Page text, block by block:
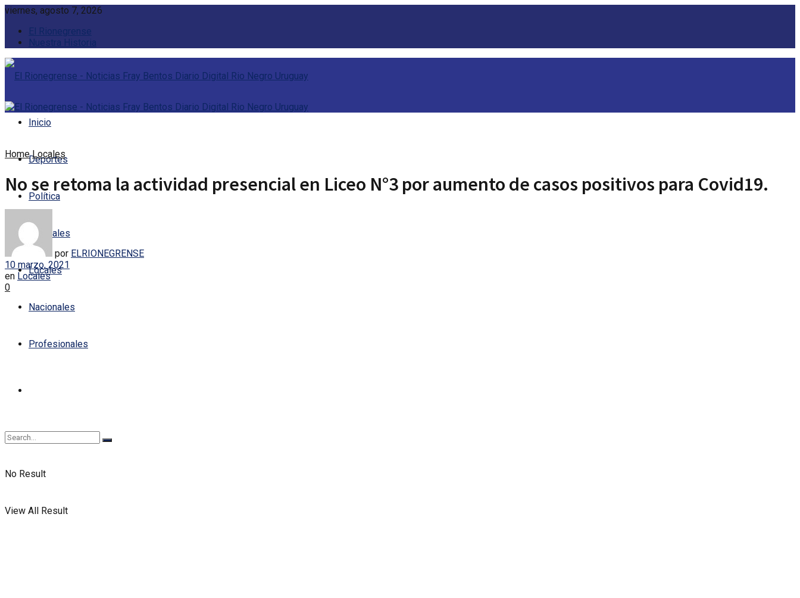
viernes, agosto 7, 2026
El Rionegrense
Nuestra Historia
Inicio
Deportes
Política
Policiales
Locales
Nacionales
Profesionales
No Result
View All Result
Home Locales
No se retoma la actividad presencial en Liceo N°3 por aumento de casos positivos para Covid19.
por ELRIONEGRENSE
10 marzo, 2021
en Locales
0